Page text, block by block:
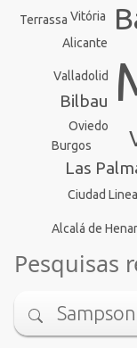
Las
Bilbau
Alicante
Valladolid
Vitória
Ciudad
Oviedo
Terrassa
Alcalá de
Burgos
Pesquisas